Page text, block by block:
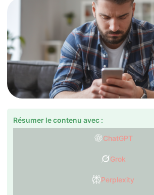
Résumer le contenu avec :
ChatGPT
Grok
Perplexity